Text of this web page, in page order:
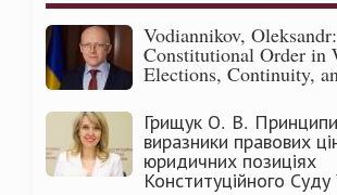
Vodiannikov,
Constitutional Order in
Elections, Continuity,
Грищук О. В.
виразники правових
юридичних позиціях
Конституційного Суду